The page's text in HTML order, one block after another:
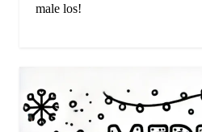
male los!